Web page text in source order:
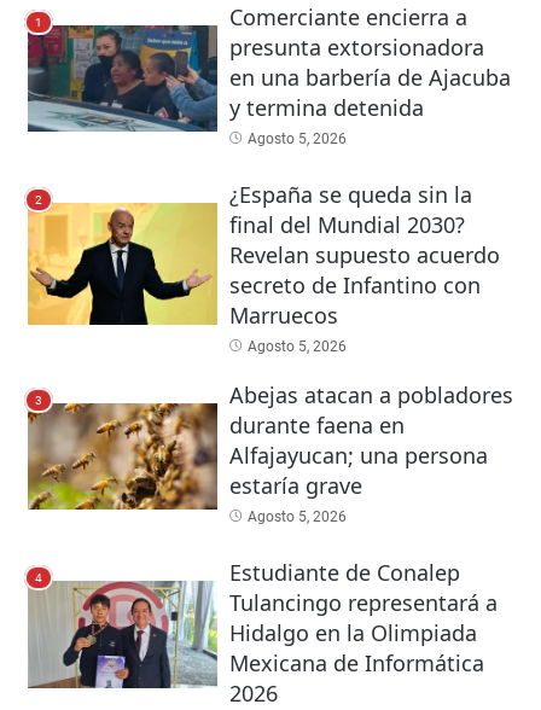
1
Comerciante encierra a
presunta extorsionadora
en una barbería de Ajacuba
y termina detenida
Agosto 5, 2026
2
¿España se queda sin la
final del Mundial 2030?
Revelan supuesto acuerdo
secreto de Infantino con
Marruecos
Agosto 5, 2026
3
Abejas atacan a pobladores
durante faena en
Alfajayucan; una persona
estaría grave
Agosto 5, 2026
4
Estudiante de Conalep
Tulancingo representará a
Hidalgo en la Olimpiada
Mexicana de Informática
2026